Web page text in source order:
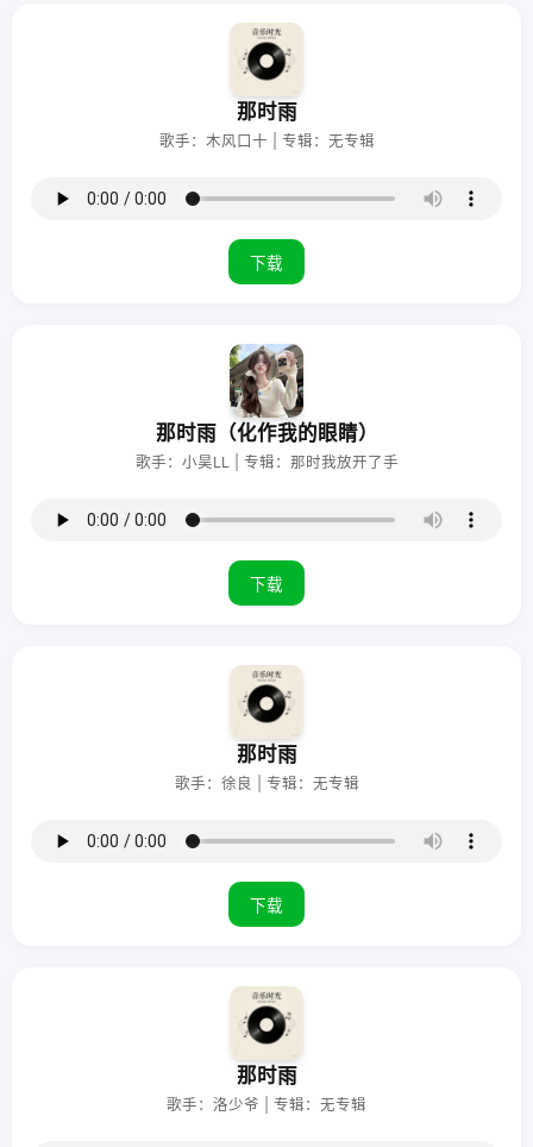
那时雨
歌手：木风口十 | 专辑：无专辑
下载
那时雨（化作我的眼睛）
歌手：小昊LL | 专辑：那时我放开了手
下载
那时雨
歌手：徐良 | 专辑：无专辑
下载
那时雨
歌手：洛少爷 | 专辑：无专辑